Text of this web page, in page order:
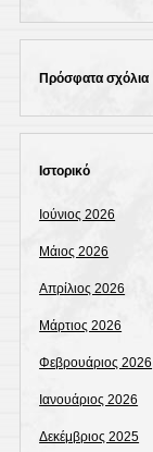
Πρόσφατα σχόλια
Ιστορικό
Ιούνιος 2026
Μάιος 2026
Απρίλιος 2026
Μάρτιος 2026
Φεβρουάριος 2026
Ιανουάριος 2026
Δεκέμβριος 2025